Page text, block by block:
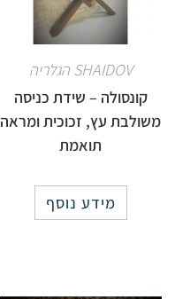
SHAIDOV הגלריה
קונסולה – שידת כניסה
משולבת עץ, זכוכית ומראה
תואמת
מידע נוסף